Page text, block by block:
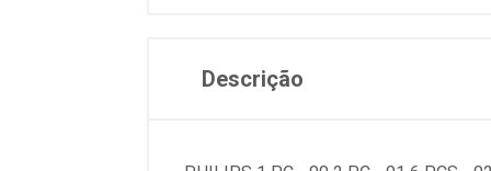
Descrição